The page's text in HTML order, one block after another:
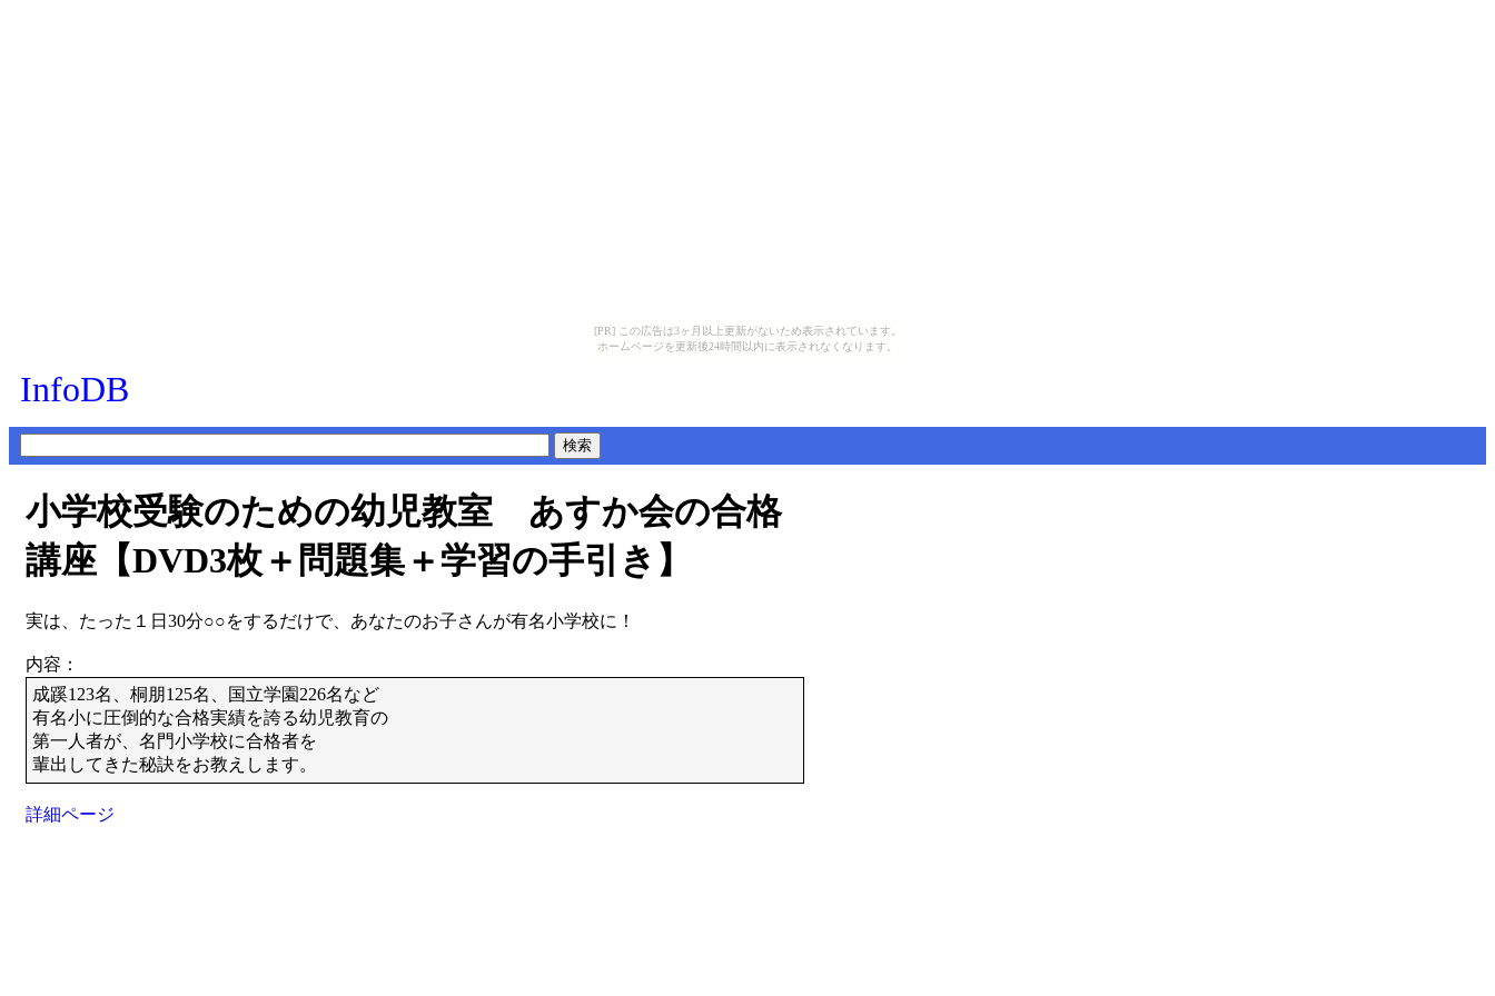
[PR] この広告は3ヶ月以上更新がないため表示されています。
ホームページを更新後24時間以内に表示されなくなります。
InfoDB
小学校受験のための幼児教室 あすか会の合格
講座【DVD3枚＋問題集＋学習の手引き】
実は、たった１日30分○○をするだけで、あなたのお子さんが有名小学校に！
内容：
成蹊123名、桐朋125名、国立学園226名など
有名小に圧倒的な合格実績を誇る幼児教育の
第一人者が、名門小学校に合格者を
輩出してきた秘訣をお教えします。
詳細ページ